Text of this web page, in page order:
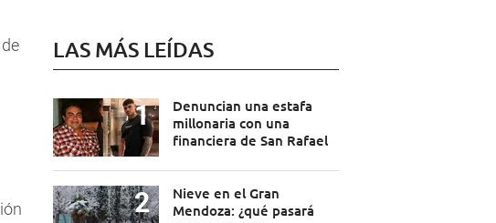
LAS MÁS LEÍDAS
Denuncian una estafa
millonaria con una
financiera de San Rafael
Nieve en el Gran
Mendoza: ¿qué pasará